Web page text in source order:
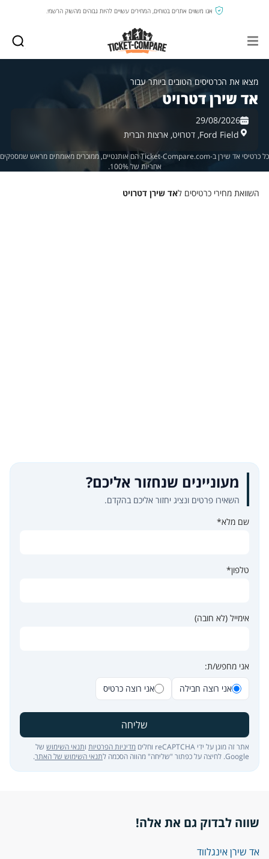
אנו משווים אתרים בטוחים, המחירים עשויים להיות גבוהים מהשוק הרשמי.
מצאו את הכרטיסים הטובים ביותר עבור
אד שירן דטרויט
29/08/2026
Ford Field, דטרויט, ארצות הברית
כל כרטיסי אד שירן ב-Ticket-Compare.com הם אותנטיים, ממוכרים מאומתים מראש שמספקים
אחריות של 100%.
השוואת מחירי כרטיסים לאד שירן דטרויט
מעוניינים שנחזור אליכם?
השאירו פרטים ונציג יחזור אליכם בהקדם.
שם מלא*
טלפון*
אימייל (לא חובה)
אני מחפש/ת:
אני רוצה חבילה
אני רוצה כרטיס
שליחה
אתר זה מוגן על ידי reCAPTCHA וחלים מדיניות הפרטיות ותנאי השימוש של
Google. לחיצה על כפתור "שליחה" מהווה הסכמה ל
תנאי השימוש של האתר.
שווה לבדוק גם את אלה!
אד שירן אינגלווד